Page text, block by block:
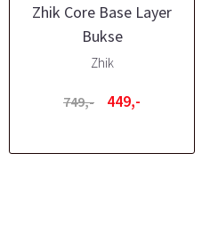
Zhik Core Base Layer
Bukse
Zhik
749,- 449,-